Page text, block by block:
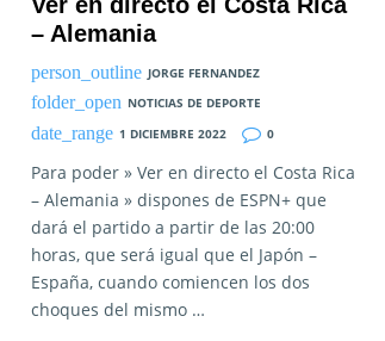
– Alemania
JORGE FERNANDEZ
NOTICIAS DE DEPORTE
1 DICIEMBRE 2022
0
Para poder » Ver en directo el Costa Rica
– Alemania » dispones de ESPN+ que
dará el partido a partir de las 20:00
horas, que será igual que el Japón –
España, cuando comiencen los dos
choques del mismo …